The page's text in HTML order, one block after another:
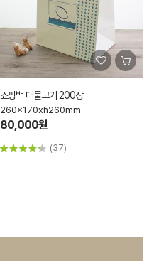
쇼핑백 대물고기 200장
260x170xh260mm
80,000원
(37)